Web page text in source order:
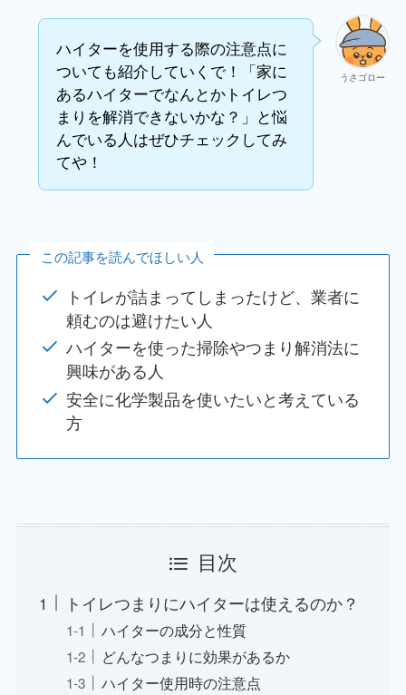
うさゴロー
ハイターを使用する際の注意点に
ついても紹介していくで！「家に
あるハイターでなんとかトイレつ
まりを解消できないかな？」と悩
んでいる人はぜひチェックしてみ
てや！
この記事を読んでほしい人
トイレが詰まってしまったけど、業者に
頼むのは避けたい人
ハイターを使った掃除やつまり解消法に
興味がある人
安全に化学製品を使いたいと考えている
方
目次
トイレつまりにハイターは使えるのか？
ハイターの成分と性質
どんなつまりに効果があるか
ハイター使用時の注意点